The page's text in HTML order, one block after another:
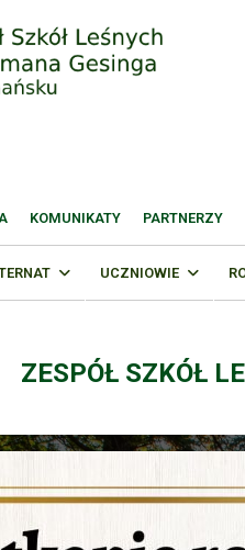
KOMUNIKATY PARTNERZY
UCZNIOWIE
ZESPÓŁ SZKÓŁ